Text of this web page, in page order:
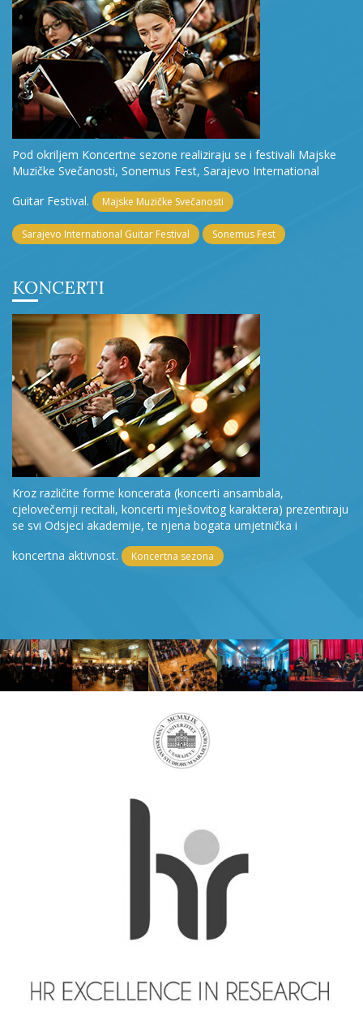
Pod okriljem Koncertne sezone realiziraju se i festivali Majske
Muzičke Svečanosti, Sonemus Fest, Sarajevo International
Guitar Festival.
Majske Muzičke Svečanosti
Sarajevo International Guitar Festival Sonemus Fest
KONCERTI
Kroz različite forme koncerata (koncerti ansambala,
cjelovečernji recitali, koncerti mješovitog karaktera) prezentiraju
se svi Odsjeci akademije, te njena bogata umjetnička i
koncertna aktivnost.
Koncertna sezona